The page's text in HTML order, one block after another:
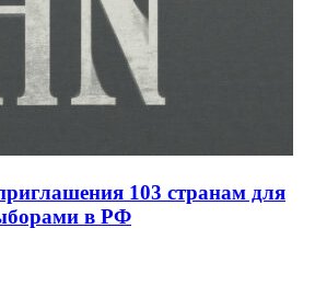
103 странам для
в РФ